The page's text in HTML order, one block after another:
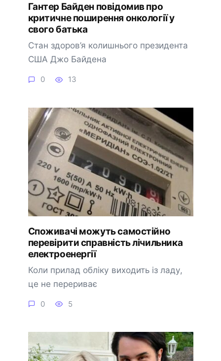
Гантер Байден повідомив про
критичне поширення онкології у
свого батька
Стан здоров’я колишнього президента
США Джо Байдена
0 13
Споживачі можуть самостійно
перевірити справність лічильника
електроенергії
Коли прилад обліку виходить із ладу,
це не перериває
0 5